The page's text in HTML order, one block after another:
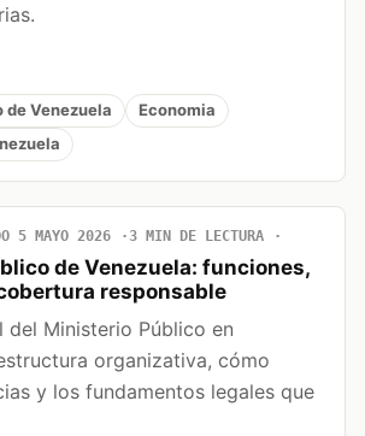
de Venezuela
Economia
5 MAYO 2026 3 MIN DE LECTURA
de Venezuela: funciones,
responsable
del Ministerio Público en
organizativa, cómo
y los fundamentos legales que